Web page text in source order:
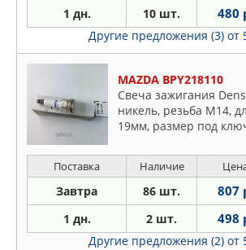
1 дн. 10 шт. 480
Другие предложения (3) от
MAZDA BPY218110
Свеча зажигания
никель, резьба М14,
19мм, размер под
Поставка Наличие
Завтра 86 шт. 807
1 дн. 2 шт. 498
Другие предложения (2) от